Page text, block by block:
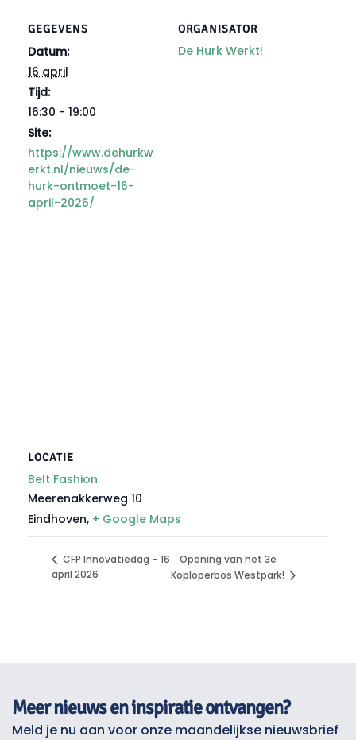
GEGEVENS
Datum:
16 april
Tijd:
16:30 - 19:00
Site:
https://www.dehurkw
erkt.nl/nieuws/de-
hurk-ontmoet-16-
april-2026/
ORGANISATOR
De Hurk Werkt!
LOCATIE
Belt Fashion
Meerenakkerweg 10
Eindhoven, + Google Maps
CFP Innovatiedag – 16
april 2026
Opening van het 3e
Koploperbos Westpark!
Meer nieuws en inspiratie ontvangen?
Meld je nu aan voor onze maandelijkse nieuwsbrief